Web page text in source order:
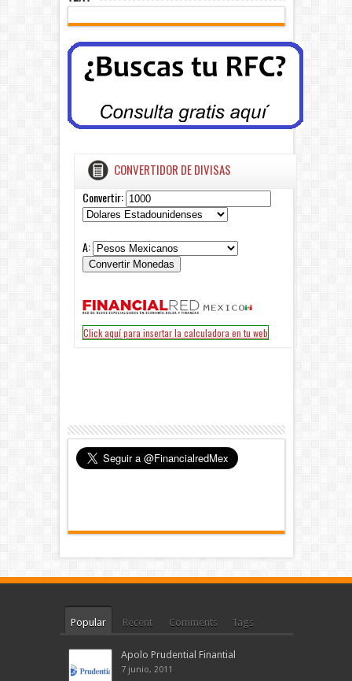
Popular Recent Comments Tags
Apolo Prudential Finantial
7 junio, 2011